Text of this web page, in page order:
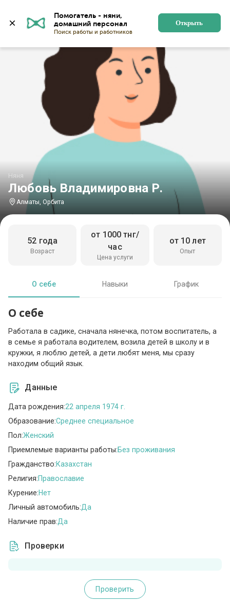
Помогатель - няни,
Поиск работы и работников
Открыть
Любовь Владимировна Р.
Няня
Алматы, Орбита
Возраст
52 года
Цена услуги
от 1000 тнг/
час
Опыт
от 10 лет
О себе Навыки График
О себе
Работала в садике, сначала нянечка, потом воспитатель, а
в семье я работала водителем, возила детей в школу и в
кружки, я люблю детей, а дети любят меня, мы сразу
находим общий язык.
Данные
Дата рождения:22 апреля 1974 г.
Образование:Среднее специальное
Пол:Женский
Приемлемые варианты работы:Без проживания
Гражданство:Казахстан
Религия:Православие
Курение:Нет
Личный автомобиль:Да
Наличие прав:Да
Проверки
Проверить